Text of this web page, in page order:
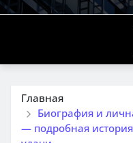
Главная
Биография и
— подробная